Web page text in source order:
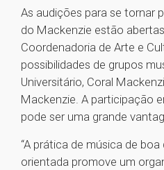
As audições para se tornar
do Mackenzie estão
Coordenadoria de Arte e
possibilidades de grupos
Universitário, Coral
Mackenzie. A participação
pode ser uma grande
“A prática de música de
orientada promove um